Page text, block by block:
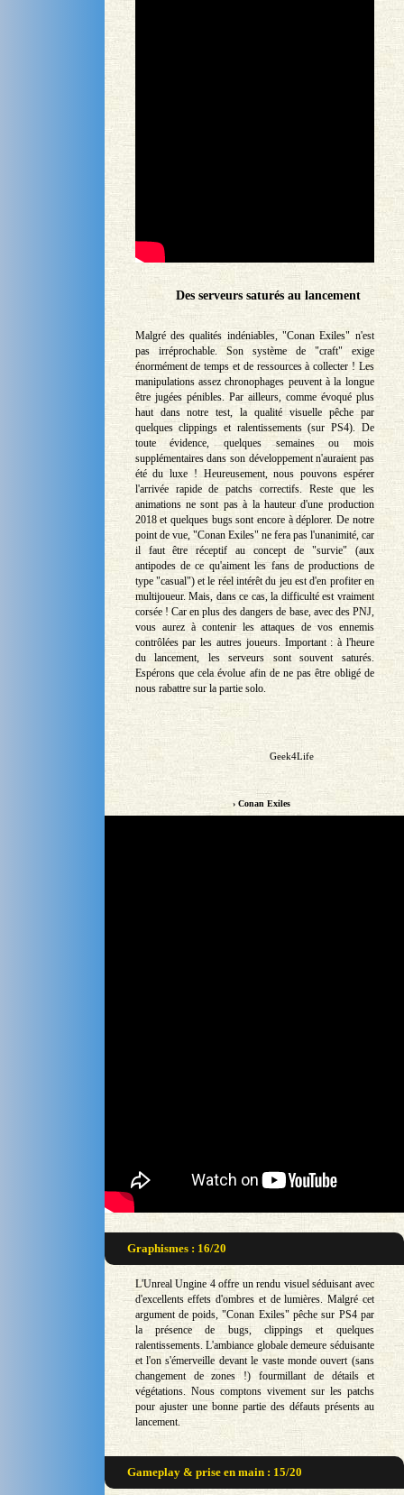
Des serveurs saturés au lancement
Malgré des qualités indéniables, "Conan Exiles" n'est
pas irréprochable. Son système de "craft" exige
énormément de temps et de ressources à collecter ! Les
manipulations assez chronophages peuvent à la longue
être jugées pénibles. Par ailleurs, comme évoqué plus
haut dans notre test, la qualité visuelle pêche par
quelques clippings et ralentissements (sur PS4). De
toute évidence, quelques semaines ou mois
supplémentaires dans son développement n'auraient pas
été du luxe ! Heureusement, nous pouvons espérer
l'arrivée rapide de patchs correctifs. Reste que les
animations ne sont pas à la hauteur d'une production
2018 et quelques bugs sont encore à déplorer. De notre
point de vue, "Conan Exiles" ne fera pas l'unanimité, car
il faut être réceptif au concept de "survie" (aux
antipodes de ce qu'aiment les fans de productions de
type "casual") et le réel intérêt du jeu est d'en profiter en
multijoueur. Mais, dans ce cas, la difficulté est vraiment
corsée ! Car en plus des dangers de base, avec des PNJ,
vous aurez à contenir les attaques de vos ennemis
contrôlées par les autres joueurs. Important : à l'heure
du lancement, les serveurs sont souvent saturés.
Espérons que cela évolue afin de ne pas être obligé de
nous rabattre sur la partie solo.
Geek4Life
› Conan Exiles
Graphismes : 16/20
L'Unreal Ungine 4 offre un rendu visuel séduisant avec
d'excellents effets d'ombres et de lumières. Malgré cet
argument de poids, "Conan Exiles" pêche sur PS4 par
la présence de bugs, clippings et quelques
ralentissements. L'ambiance globale demeure séduisante
et l'on s'émerveille devant le vaste monde ouvert (sans
changement de zones !) fourmillant de détails et
végétations. Nous comptons vivement sur les patchs
pour ajuster une bonne partie des défauts présents au
lancement.
Gameplay & prise en main : 15/20